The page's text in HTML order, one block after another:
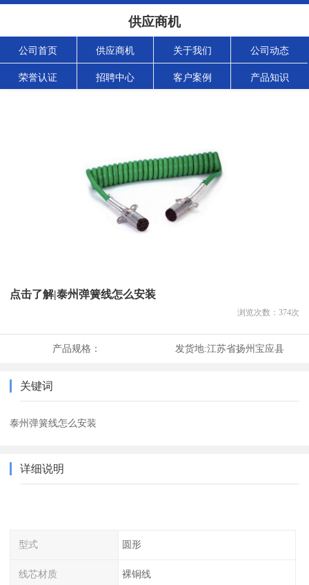
供应商机
公司首页 供应商机 关于我们 公司动态
荣誉认证 招聘中心 客户案例 产品知识
点击了解|泰州弹簧线怎么安装
浏览次数： 374次
产品规格： 发货地:江苏省扬州宝应县
关键词
泰州弹簧线怎么安装
详细说明
型式 圆形
线芯材质 裸铜线